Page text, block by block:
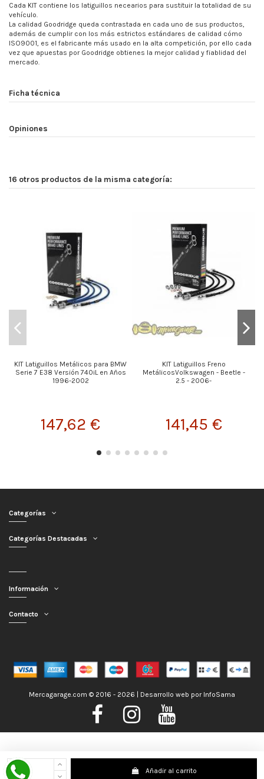
Nos encontramos de Vacaciones, no obstante los pedidos hechos se
despacharán con normalidad; usted puede hacer su pedido y le será enviado en
Añadir al carrito
Cada KIT contiene los latiguillos necearios para sustituir la totalidad de su
vehículo.
La calidad Goodridge queda contrastada en cada uno de sus productos,
además de cumplir con los más estrictos estándares de calidad cómo
ISO9001, es el fabricante más usado en la alta competición, por ello cada
vez que apuestas por Goodridge obtienes la mejor calidad y fiablidad del
mercado.
Ficha técnica
Opiniones
16 otros productos de la misma categoría:
KIT Latiguillos Metálicos para BMW
Serie 7 E38 Versión 740iL en Años
1996-2002
147,62 €
KIT Latiguillos Freno
MetálicosVolkswagen - Beetle -
2.5 - 2006-
141,45 €
Categorías
Categorías Destacadas
Información
Contacto
Mercagarage.com © 2016 - 2026 | Desarrollo web por InfoSama